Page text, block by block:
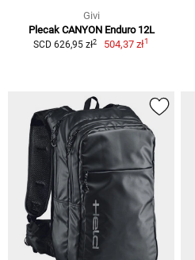
Givi
Plecak CANYON Enduro 12L
SCD 626,95 zł2 504,37 zł1